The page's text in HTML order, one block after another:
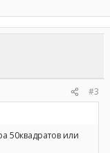
#3
50квадратов или